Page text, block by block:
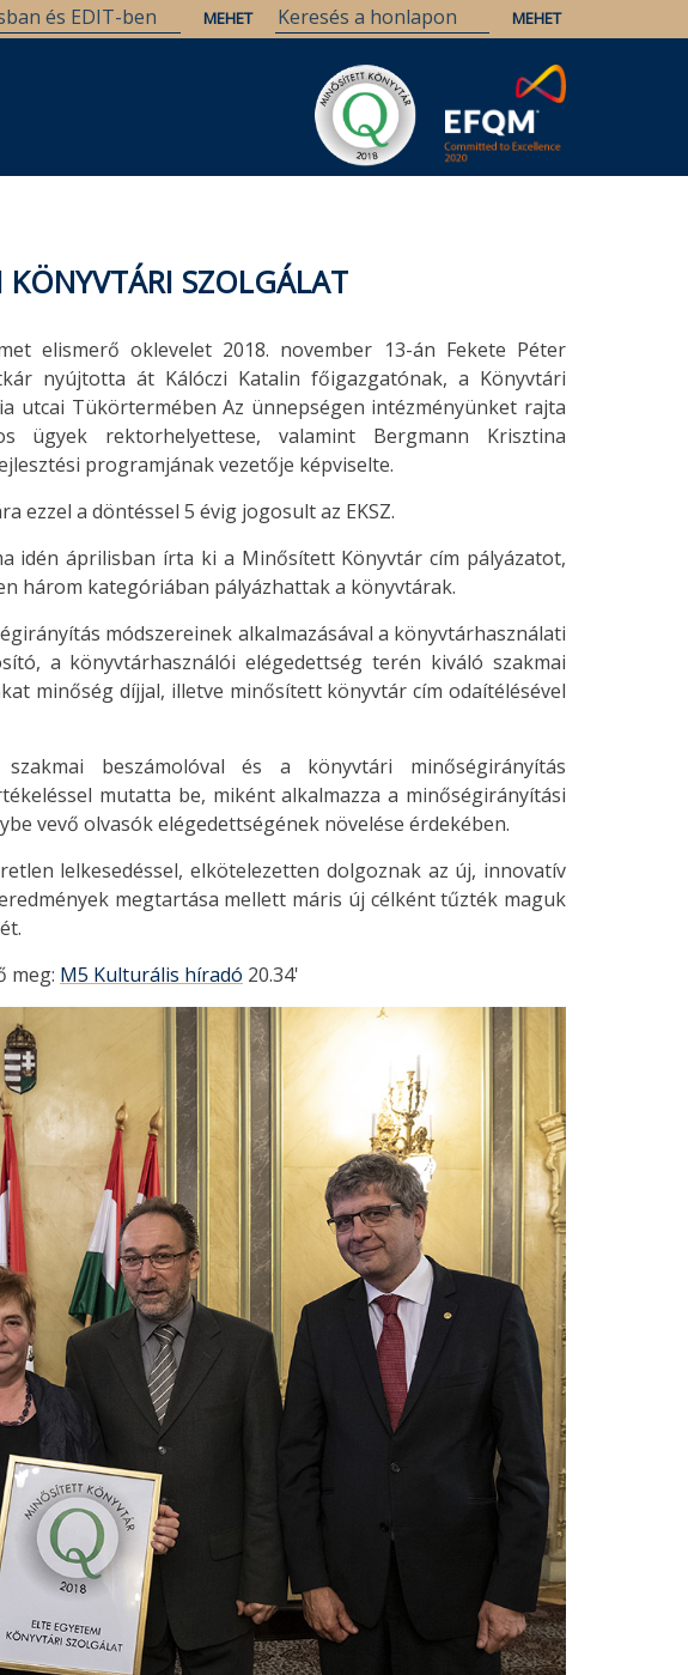
SZOLGÁLAT
elismerő oklevelet 2018. november 13-án Fekete Péter
nyújtotta át Kálóczi Katalin főigazgatónak, a Könyvtári
utcai Tükörtermében Az ünnepségen intézményünket rajta
ügyek rektorhelyettese, valamint Bergmann Krisztina
programjának vezetője képviselte.
ezzel a döntéssel 5 évig jogosult az EKSZ.
idén áprilisban írta ki a Minősített Könyvtár cím pályázatot,
három kategóriában pályázhattak a könyvtárak.
módszereinek alkalmazásával a könyvtárhasználati
a könyvtárhasználói elégedettség terén kiváló szakmai
minőség díjjal, illetve minősített könyvtár cím odaítélésével
beszámolóval és a könyvtári minőségirányítás
mutatta be, miként alkalmazza a minőségirányítási
vevő olvasók elégedettségének növelése érdekében.
lelkesedéssel, elkötelezetten dolgoznak az új, innovatív
megtartása mellett máris új célként tűzték maguk
meg: M5 Kulturális híradó 20.34'